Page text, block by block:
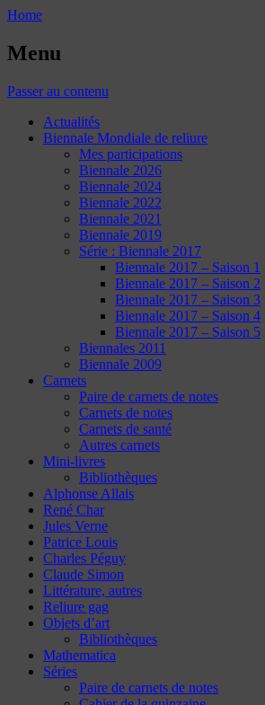
Home
Menu
Passer au contenu
Actualités
Biennale Mondiale de reliure
Mes participations
Biennale 2026
Biennale 2024
Biennale 2022
Biennale 2021
Biennale 2019
Série : Biennale 2017
Biennale 2017 – Saison 1
Biennale 2017 – Saison 2
Biennale 2017 – Saison 3
Biennale 2017 – Saison 4
Biennale 2017 – Saison 5
Biennales 2011
Biennale 2009
Carnets
Paire de carnets de notes
Carnets de notes
Carnets de santé
Autres carnets
Mini-livres
Bibliothèques
Alphonse Allais
René Char
Jules Verne
Patrice Louis
Charles Péguy
Claude Simon
Littérature, autres
Reliure gag
Objets d’art
Bibliothèques
Mathematica
Séries
Paire de carnets de notes